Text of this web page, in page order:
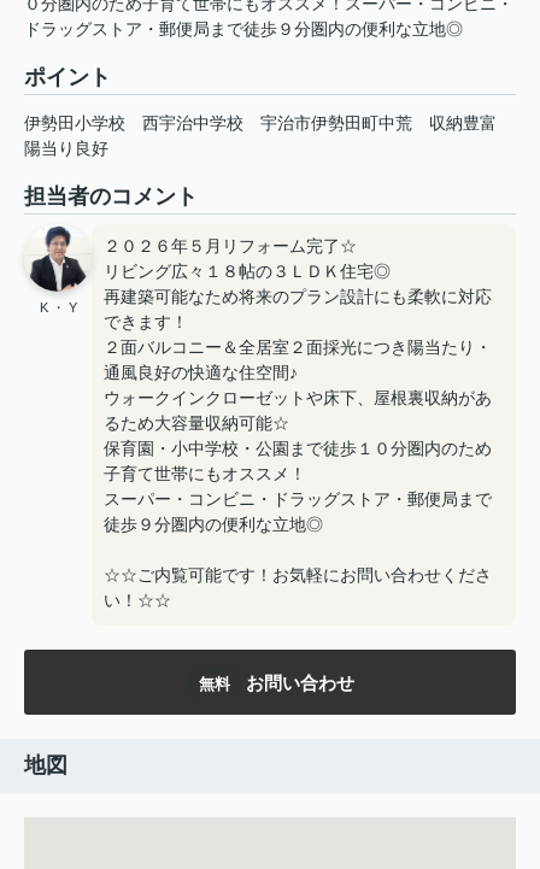
ドラッグストア・郵便局まで徒歩９分圏内の便利な立地◎
ポイント
伊勢田小学校 西宇治中学校 宇治市伊勢田町中荒
収納豊富
陽当り良好
担当者のコメント
K ・ Y
２０２６年５月リフォーム完了☆
リビング広々１８帖の３ＬＤＫ住宅◎
再建築可能なため将来のプラン設計にも柔軟に対応
できます！
２面バルコニー＆全居室２面採光につき陽当たり・
通風良好の快適な住空間♪
ウォークインクローゼットや床下、屋根裏収納があ
るため大容量収納可能☆
保育園・小中学校・公園まで徒歩１０分圏内のため
子育て世帯にもオススメ！
スーパー・コンビニ・ドラッグストア・郵便局まで
徒歩９分圏内の便利な立地◎
☆☆ご内覧可能です！お気軽にお問い合わせくださ
い！☆☆
無料 お問い合わせ
地図